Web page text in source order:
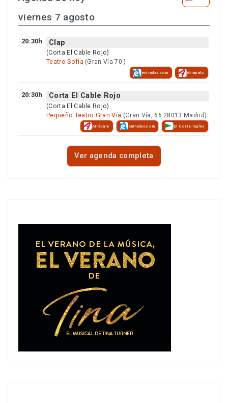
viernes 7 agosto
20:30h Clap
(Corta El Cable Rojo)
Teatro Sofía (Gran Vía 70 )
entradas.com Atrápalo
20:30h Corta El Cable Rojo
(Corta El Cable Rojo)
Pequeño Teatro Gran Vía (Gran Vía, 66 28013 Madrid)
Atrápalo entradas.com El Corte Inglés
Ver agenda completa